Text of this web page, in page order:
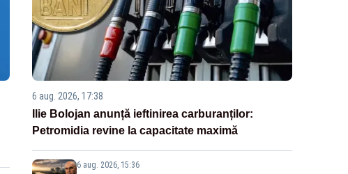
6 aug. 2026, 17:38
Ilie Bolojan anunță ieftinirea carburanților:
Petromidia revine la capacitate maximă
6 aug. 2026, 15:36